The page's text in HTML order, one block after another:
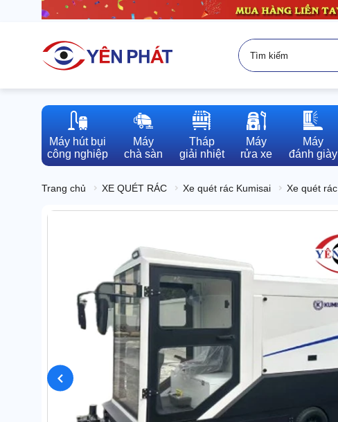
Máy hút bụi
công nghiệp
Máy
chà sàn
Tháp
giải nhiệt
Máy
rửa xe
Máy
đánh giày
Trang chủ XE QUÉT RÁC Xe quét rác Kumisai Xe quét